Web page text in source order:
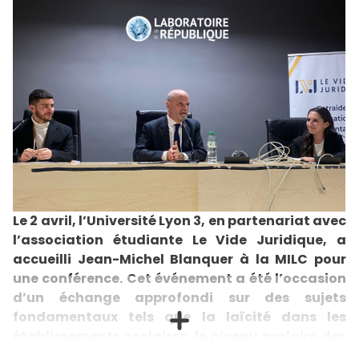
Le 2 avril, l’Université Lyon 3, en partenariat avec
l’association étudiante Le Vide Juridique, a
accueilli Jean-Michel Blanquer à la MILC pour
une conférence. Cet événement a été l’occasion
d’un échange approfondi sur des sujets
fondamentaux tels que la laïcité dans les
établissements scolaires, le niveau scolaire des